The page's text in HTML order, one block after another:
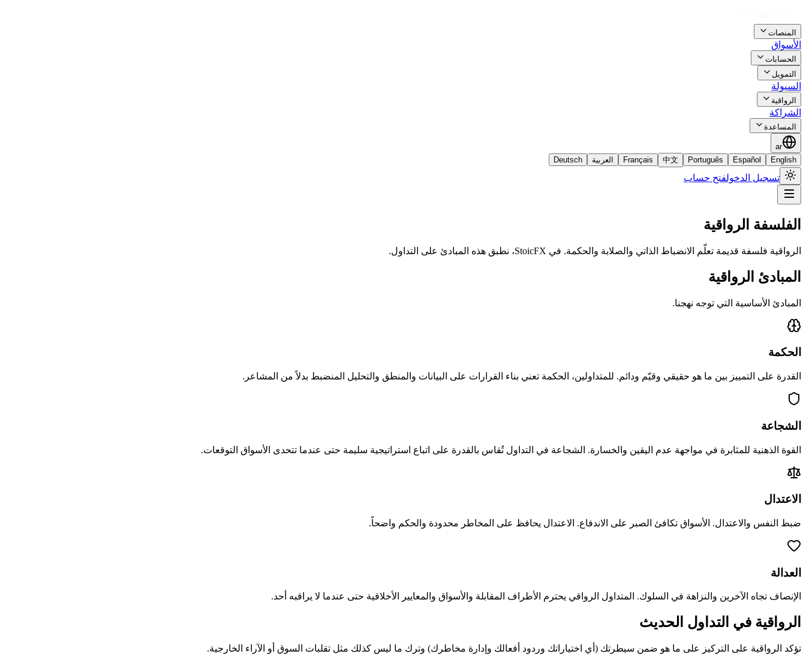
المنصات
الأسواق
الحسابات
التمويل
السيولة
الرواقية
الشراكة
المساعدة
ar
English
Español
Português
中文
Français العربية Deutsch
تسجيل الدخولفتح حساب
الفلسفة الرواقية
الرواقية فلسفة قديمة تعلّم الانضباط الذاتي والصلابة والحكمة. في StoicFX، نطبق هذه المبادئ على التداول.
المبادئ الرواقية
المبادئ الأساسية التي توجه نهجنا.
الحكمة
القدرة على التمييز بين ما هو حقيقي وقيّم ودائم. للمتداولين، الحكمة تعني بناء القرارات على البيانات والمنطق والتحليل المنضبط بدلاً من المشاعر.
الشجاعة
القوة الذهنية للمثابرة في مواجهة عدم اليقين والخسارة. الشجاعة في التداول تُقاس بالقدرة على اتباع استراتيجية سليمة حتى عندما تتحدى الأسواق التوقعات.
الاعتدال
ضبط النفس والاعتدال. الأسواق تكافئ الصبر على الاندفاع. الاعتدال يحافظ على المخاطر محدودة والحكم واضحاً.
العدالة
الإنصاف تجاه الآخرين والنزاهة في السلوك. المتداول الرواقي يحترم الأطراف المقابلة والأسواق والمعايير الأخلاقية حتى عندما لا يراقبه أحد.
الرواقية في التداول الحديث
تؤكد الرواقية على التركيز على ما هو ضمن سيطرتك (أي اختياراتك وردود أفعالك وإدارة مخاطرك) وترك ما ليس كذلك مثل تقلبات السوق أو الآراء الخارجية.